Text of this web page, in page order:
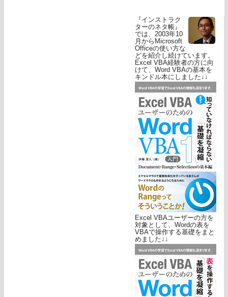
『インストラク
ターのネタ帳』
では、2003年10
月からMicrosoft
Officeの使い方な
どを紹介し続けています。
Excel VBA経験者の方に向
けて、Word VBAの基本を
キンドル本にしました↓↓
Excel VBAユーザーの方を
対象として、Wordの表を
VBAで操作する基礎をまと
めました↓↓